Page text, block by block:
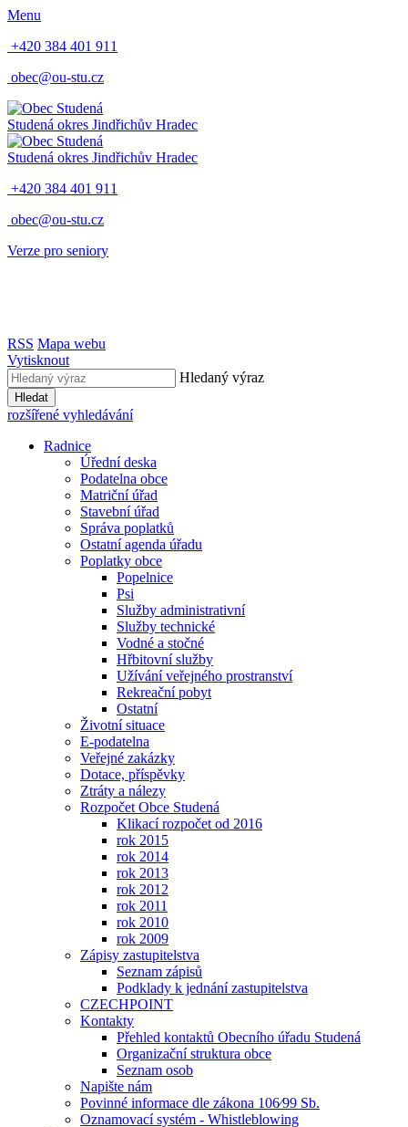
Menu
+420 384 401 911
obec@ou-stu.cz
Studená okres Jindřichův Hradec
Studená okres Jindřichův Hradec
+420 384 401 911
obec@ou-stu.cz
Verze pro seniory
RSS Mapa webu
Vytisknout
Hledaný výraz
Hledat
rozšířené vyhledávání
Radnice
Úřední deska
Podatelna obce
Matriční úřad
Stavební úřad
Správa poplatků
Ostatní agenda úřadu
Poplatky obce
Popelnice
Psi
Služby administrativní
Služby technické
Vodné a stočné
Hřbitovní služby
Užívání veřejného prostranství
Rekreační pobyt
Ostatní
Životní situace
E-podatelna
Veřejné zakázky
Dotace, příspěvky
Ztráty a nálezy
Rozpočet Obce Studená
Klikací rozpočet od 2016
rok 2015
rok 2014
rok 2013
rok 2012
rok 2011
rok 2010
rok 2009
Zápisy zastupitelstva
Seznam zápisů
Podklady k jednání zastupitelstva
CZECHPOINT
Kontakty
Přehled kontaktů Obecního úřadu Studená
Organizační struktura obce
Seznam osob
Napište nám
Povinné informace dle zákona 106⁄99 Sb.
Oznamovací systém - Whistleblowing